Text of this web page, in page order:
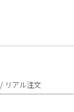
/ リアル注文